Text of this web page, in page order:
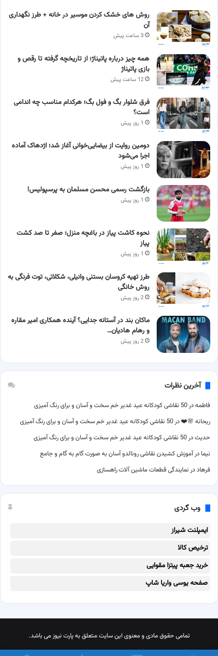
روش های خشک کردن موسیر در خانه + طرز نگهداری
آن
3 ساعت پیش
همه چیز درباره پاتیناژ؛ از تاریخچه گرفته تا رقص و
بازی پاتیناژ
12 ساعت پیش
فرق شلوار بگ و فول بگ؛ هرکدام مناسب چه اندامی
است؟
1 روز پیش
دومین روایت از بیضایی‌خوانی آغاز شد؛ اژدهاک آماده
اجرا می‌شود
1 روز پیش
بازگشت رسمی محسن مسلمان به پرسپولیس!
1 روز پیش
نحوه کاشت پیاز در باغچه منزل؛ صفر تا صد کشت
پیاز
1 روز پیش
طرز تهیه کروسان بستنی وانیلی، شکلاتی، توت فرنگی به
روش خانگی
2 روز پیش
ماکان بند در آستانه جدایی؟ آینده همکاری امیر مقاره
و رهام هادیان…
2 روز پیش
آخرین نظرات
فاطمهدر 50 نقاشی کودکانه عید غدیر خم سخت و آسان و برای رنگ آمیزی
ریحانه 🌸❤️در 50 نقاشی کودکانه عید غدیر خم سخت و آسان و برای رنگ آمیزی
حدیثدر 50 نقاشی کودکانه عید غدیر خم سخت و آسان و برای رنگ آمیزی
نیما درآموزش کشیدن نقاشی رونالدو آسان به صورت گام به گام و جامع
فرهاددر نمایندگی قطعات ماشین آلات راهسازی
وب گردی
ایمپلنت شیراز
ترخیص کالا
خرید جعبه پیتزا مقوایی
صفحه یوسی واریا شاپ
تمامی حقوق مادی و معنوی این سایت متعلق به پارت نیوز می باشد.